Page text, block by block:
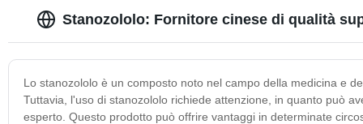
Stanozololo: Fornitore cinese di qualità
Lo stanozololo è un composto noto nel campo della medicina e
Tuttavia, l'uso di stanozololo richiede attenzione, in quanto può
esperto. Questo prodotto può offrire vantaggi in determinate